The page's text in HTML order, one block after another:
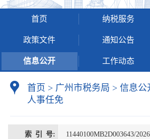
首页 纳税服务
政策文件 通知公告
信息公开 工作动态
首页 > 广州市税务局 > 信息公
人事任免
索 引 号: 11440100MB2D003643/